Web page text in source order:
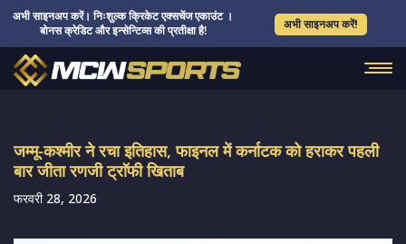
अभी साइनअप करें। निःशुल्क क्रिकेट एक्सचेंज एकाउंट ।
बोनस क्रेडिट और इन्सेन्टिव्स की प्रतीक्षा है!
अभी साइनअप करें!
जम्मू-कश्मीर ने रचा इतिहास, फाइनल में कर्नाटक को हराकर पहली
बार जीता रणजी ट्राॅफी खिताब
फरवरी 28, 2026